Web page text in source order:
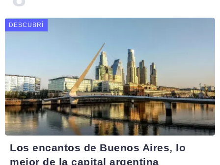
DESCUBRÍ
Los encantos de Buenos Aires, lo
mejor de la capital argentina